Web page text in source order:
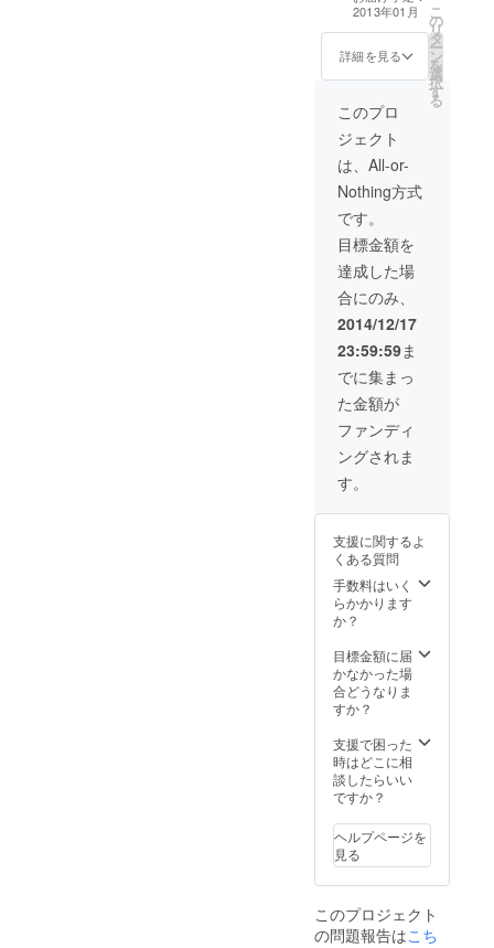
・茶道
体験
会付
き） と
体験 ※
お返し
詳細は
本文に
記載
モ・チェックの
生地 ・ハチエモ
ンストラップ舞
妓バージョン ・
就任権 ※お返し
詳細は本文に記
載
2013年01月
詳細を見る
こ
の
リ
タ
ー
ン
を
選
択
す
る
このプロ
ジェクト
は、All-or-
Nothing方式
です。
目標金額を
達成した場
合にのみ、
2014/12/17
23:59:59ま
でに集まっ
た金額が
ファンディ
ングされま
す。
支援に関するよ
くある質問
手数料はいく
らかかります
か？
目標金額に届
かなかった場
合どうなりま
すか？
支援で困った
時はどこに相
談したらいい
ですか？
ヘルプページを
見る
このプロジェクト
の問題報告はこち